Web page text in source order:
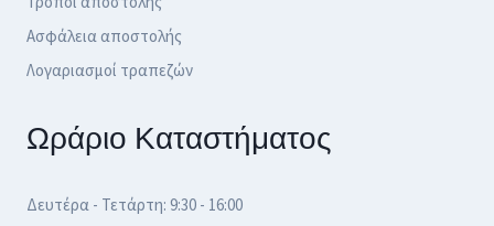
Ασφάλεια αποστολής
Λογαριασμοί τραπεζών
Ωράριο Καταστήματος
Δευτέρα - Τετάρτη: 9:30 - 16:00